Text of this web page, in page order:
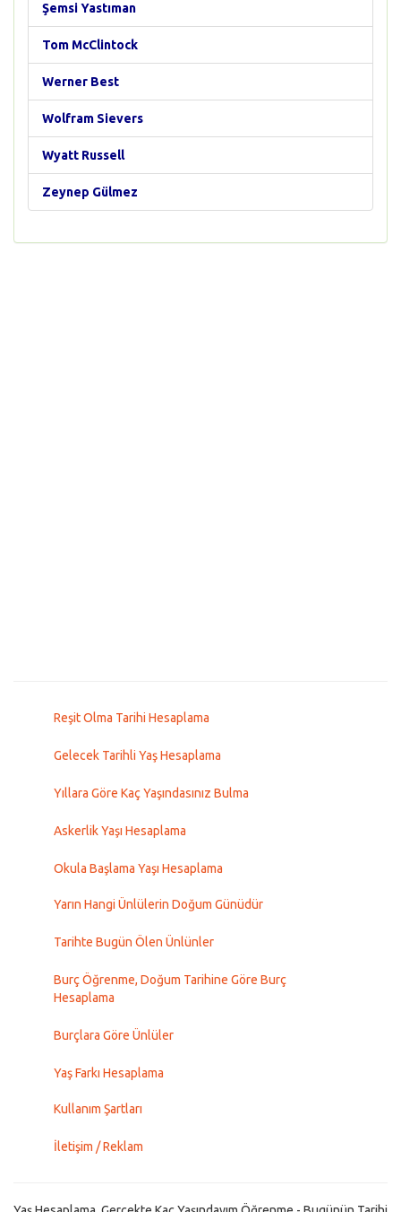
Şemsi Yastıman
Tom McClintock
Werner Best
Wolfram Sievers
Wyatt Russell
Zeynep Gülmez
Reşit Olma Tarihi Hesaplama
Gelecek Tarihli Yaş Hesaplama
Yıllara Göre Kaç Yaşındasınız Bulma
Askerlik Yaşı Hesaplama
Okula Başlama Yaşı Hesaplama
Yarın Hangi Ünlülerin Doğum Günüdür
Tarihte Bugün Ölen Ünlünler
Burç Öğrenme, Doğum Tarihine Göre Burç
Hesaplama
Burçlara Göre Ünlüler
Yaş Farkı Hesaplama
Kullanım Şartları
İletişim / Reklam